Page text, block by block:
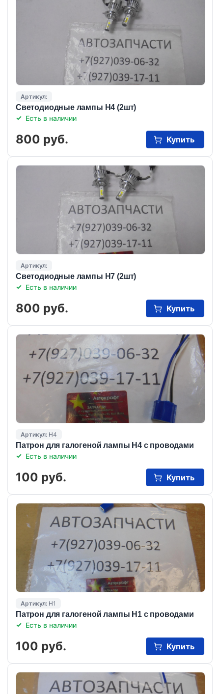
Артикул:
Светодиодные лампы Н4 (2шт)
Есть в наличии
800 руб. Купить
Артикул:
Светодиодные лампы Н7 (2шт)
Есть в наличии
800 руб. Купить
Артикул: Н4
Патрон для галогеной лампы Н4 с проводами
Есть в наличии
100 руб. Купить
Артикул: Н1
Патрон для галогеной лампы Н1 с проводами
Есть в наличии
100 руб. Купить